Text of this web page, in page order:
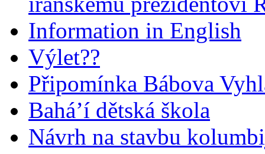
Information in English
Výlet??
Připomínka Bábova
Bahá’í dětská škola
Návrh na stavbu